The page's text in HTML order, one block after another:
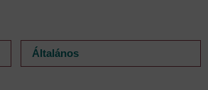
Általános